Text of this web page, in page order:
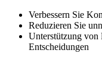
Verbessern Sie
Reduzieren Sie
Unterstützung von
Entscheidungen